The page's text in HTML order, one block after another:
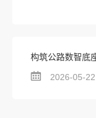
构筑公路数智底
2026-05-22